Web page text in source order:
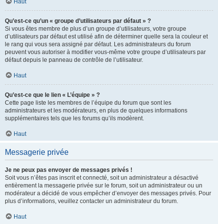
Haut
Qu’est-ce qu’un « groupe d’utilisateurs par défaut » ?
Si vous êtes membre de plus d’un groupe d’utilisateurs, votre groupe
d’utilisateurs par défaut est utilisé afin de déterminer quelle sera la couleur et
le rang qui vous sera assigné par défaut. Les administrateurs du forum
peuvent vous autoriser à modifier vous-même votre groupe d’utilisateurs par
défaut depuis le panneau de contrôle de l’utilisateur.
Haut
Qu’est-ce que le lien « L’équipe » ?
Cette page liste les membres de l’équipe du forum que sont les
administrateurs et les modérateurs, en plus de quelques informations
supplémentaires tels que les forums qu’ils modèrent.
Haut
Messagerie privée
Je ne peux pas envoyer de messages privés !
Soit vous n’êtes pas inscrit et connecté, soit un administrateur a désactivé
entièrement la messagerie privée sur le forum, soit un administrateur ou un
modérateur a décidé de vous empêcher d’envoyer des messages privés. Pour
plus d’informations, veuillez contacter un administrateur du forum.
Haut